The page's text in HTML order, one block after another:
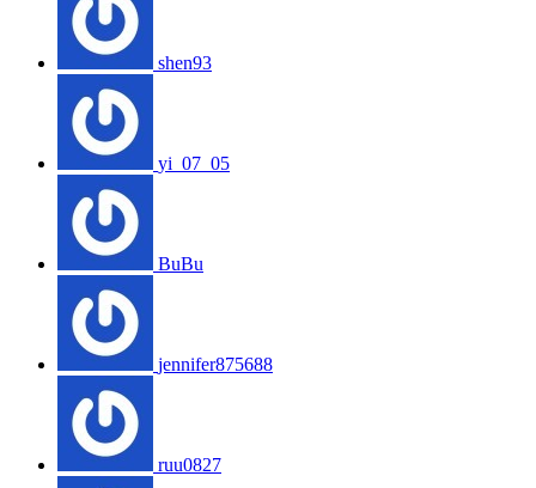
shen93
yi_07_05
BuBu
jennifer875688
ruu0827